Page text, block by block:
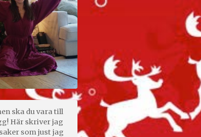
ska du vara till
Här skriver jag
som just jag